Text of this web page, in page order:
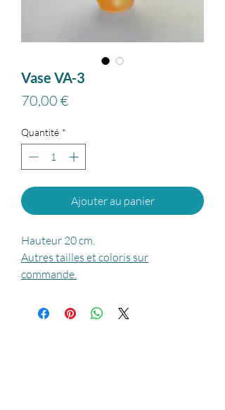
Vase VA-3
70,00 €
Quantité *
Ajouter au panier
Hauteur 20 cm.
Autres tailles et coloris sur
commande.